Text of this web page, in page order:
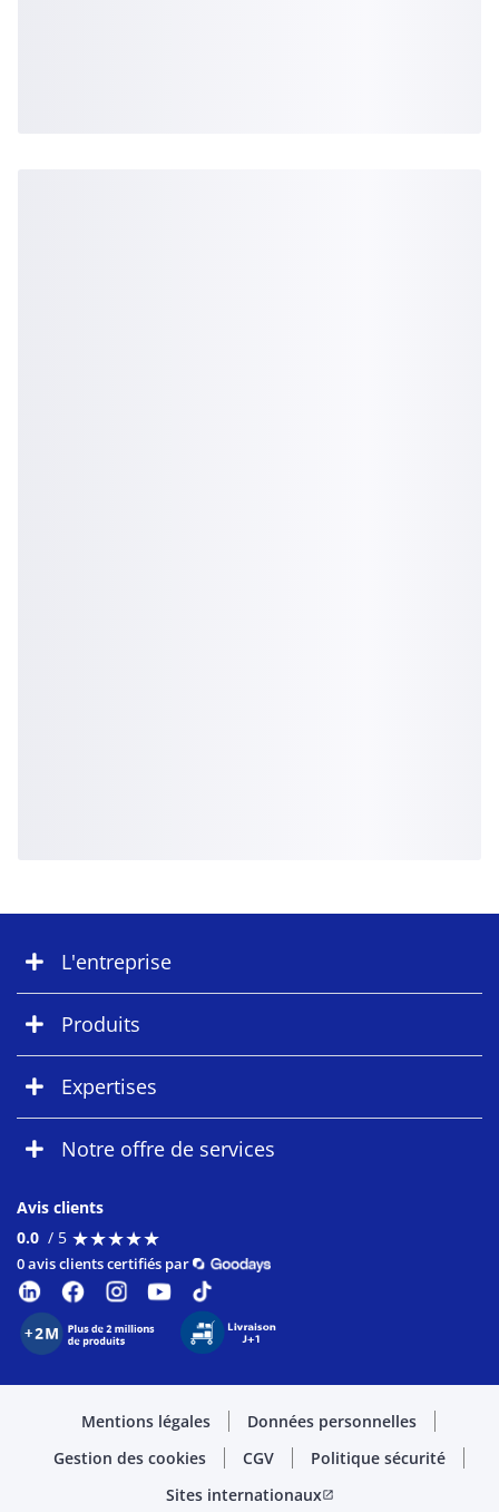
L'entreprise
Produits
Expertises
Notre offre de services
Avis clients
0.0 / 5 ★★★★★
★★★★★
0 avis clients certifiés par
Mentions légales
Données personnelles
Gestion des cookies
CGV
Politique sécurité
Sites internationauxopen_in_new